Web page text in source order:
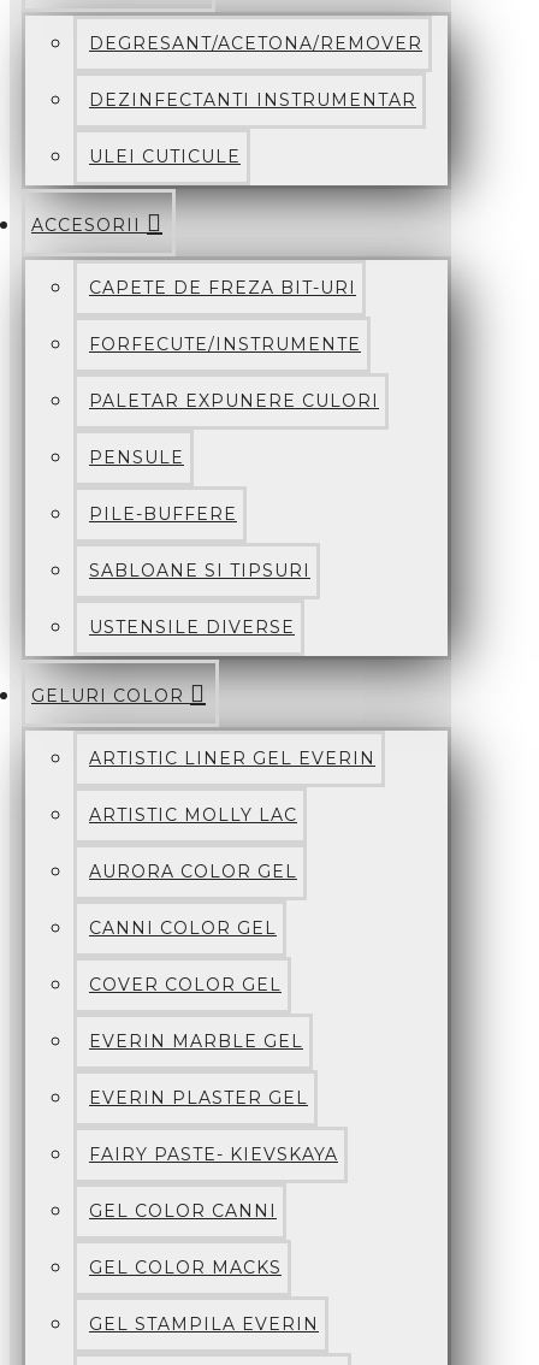
DEGRESANT/ACETONA/REMOVER
DEZINFECTANTI INSTRUMENTAR
ULEI CUTICULE
ACCESORII
CAPETE DE FREZA BIT-URI
FORFECUTE/INSTRUMENTE
PALETAR EXPUNERE CULORI
PENSULE
PILE-BUFFERE
SABLOANE SI TIPSURI
USTENSILE DIVERSE
GELURI COLOR
ARTISTIC LINER GEL EVERIN
ARTISTIC MOLLY LAC
AURORA COLOR GEL
CANNI COLOR GEL
COVER COLOR GEL
EVERIN MARBLE GEL
EVERIN PLASTER GEL
FAIRY PASTE- KIEVSKAYA
GEL COLOR CANNI
GEL COLOR MACKS
GEL STAMPILA EVERIN